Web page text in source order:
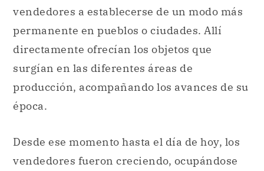
vendedores a establecerse de un modo más
permanente en pueblos o ciudades. Allí
directamente ofrecían los objetos que
surgían en las diferentes áreas de
producción, acompañando los avances de su
época.
Desde ese momento hasta el día de hoy, los
vendedores fueron creciendo, ocupándose